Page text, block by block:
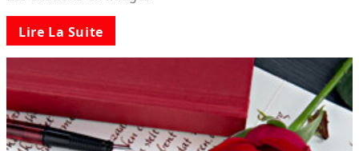
Lire La Suite